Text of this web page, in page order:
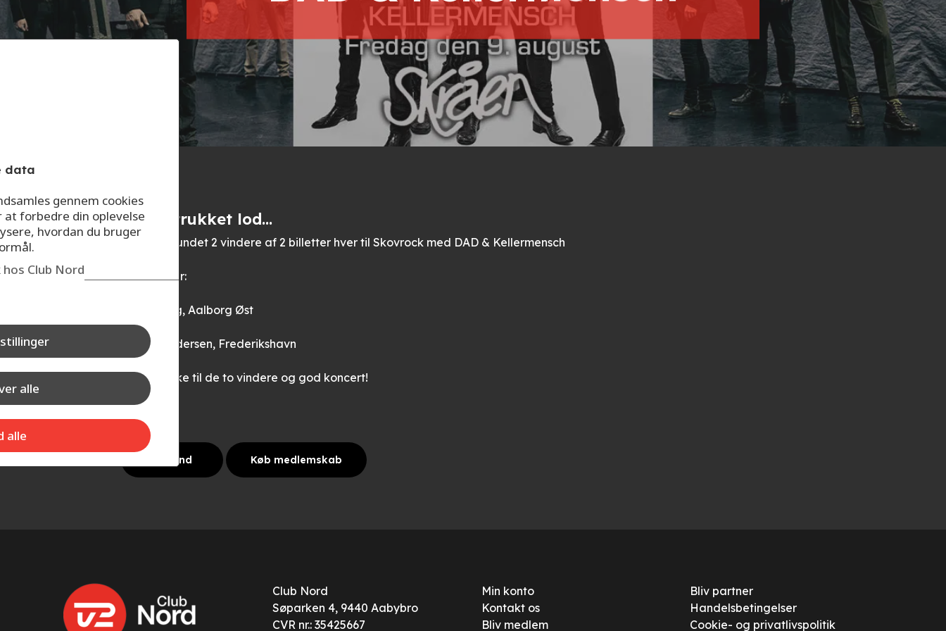
Vi har trukket lod…
Så har vi fundet 2 vindere af 2 billetter hver til Skovrock med DAD & Kellermensch
Vinderne er:
Helle Bjørg, Aalborg Øst
Torben Andersen, Frederikshavn
Stort tillykke til de to vindere og god koncert!
Log ind Køb medlemskab
Club Nord
Søparken 4, 9440 Aabybro
CVR nr.: 35425667
Min konto
Kontakt os
Bliv medlem
Bliv partner
Handelsbetingelser
Cookie- og privatlivspolitik
data
gennem cookies
forbedre din oplevelse
hvordan du bruger
Club Nord
alle
alle